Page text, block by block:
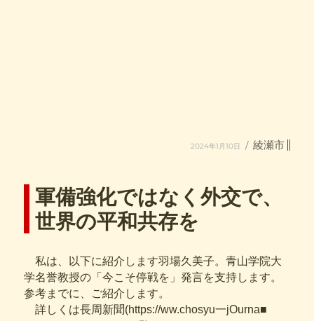
投
稿
2024年1月10日
カ
テ
綾瀬市
軍備強化ではなく外交で、
世界の平和共存を
私は、以下に紹介します羽場久美子。青山学院大
学名誉教授の「今こそ停戦を」発言を支持します。
参考までに、ご紹介します。
詳しくは長周新聞(https://ww.chosyu一jOurna■